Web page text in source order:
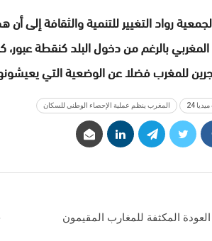
رواد التغيير للتنمية والثقافة إلى
بالرغم من دخول البلد كنقطة
للمغرب فضلا عن الوضعية التي يعيشونها
24 المغرب ينظم عملية الإحصاء الوطني للسكان
المكثفة للمغارب المقيمون